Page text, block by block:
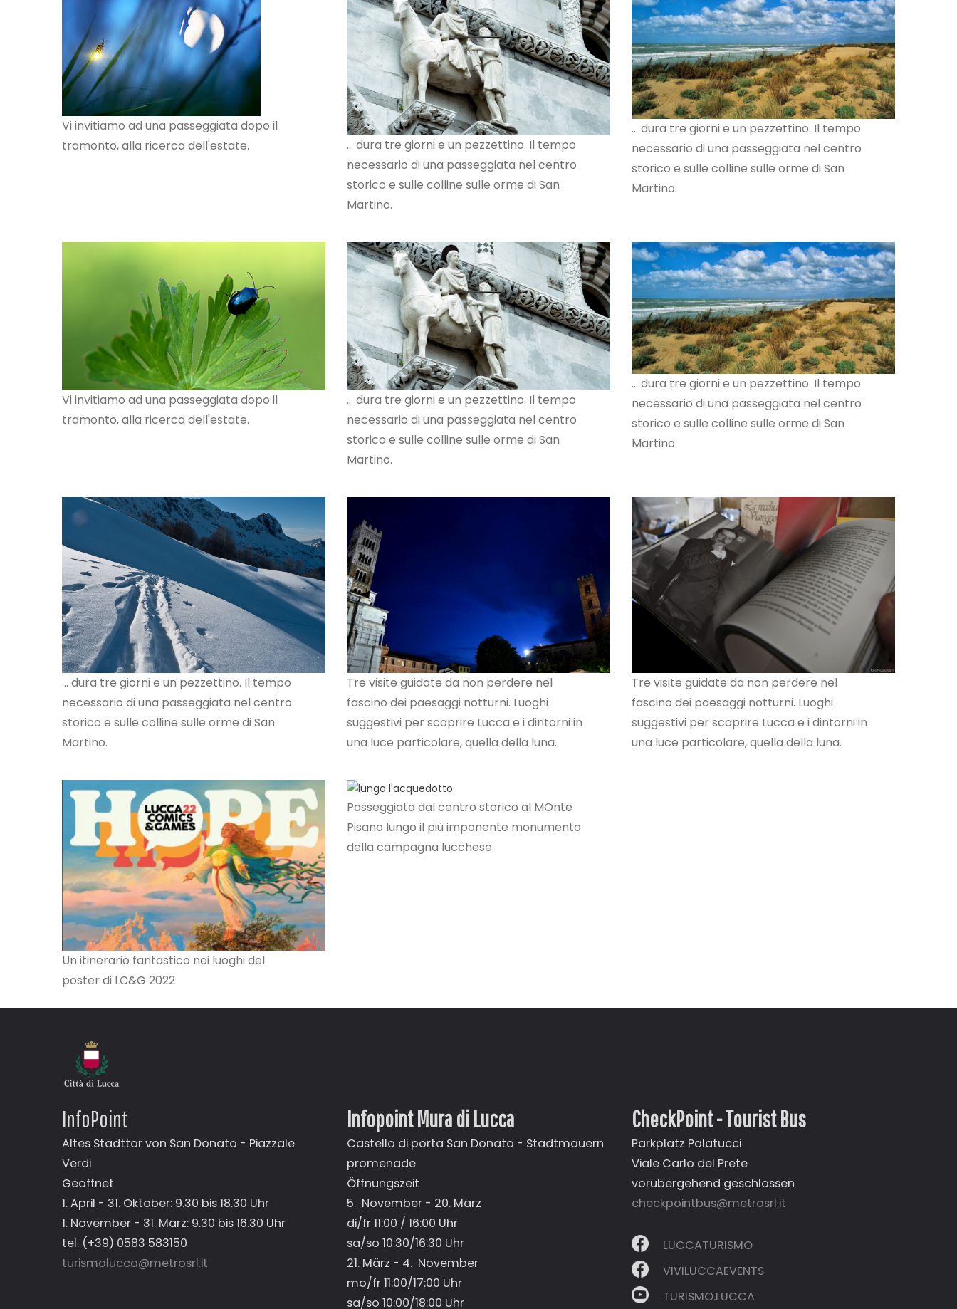
Vi invitiamo ad una passeggiata dopo il
tramonto, alla ricerca dell'estate.
... dura tre giorni e un pezzettino. Il tempo
necessario di una passeggiata nel centro
storico e sulle colline sulle orme di San
Martino.
... dura tre giorni e un pezzettino. Il tempo
necessario di una passeggiata nel centro
storico e sulle colline sulle orme di San
Martino.
Vi invitiamo ad una passeggiata dopo il
tramonto, alla ricerca dell'estate.
... dura tre giorni e un pezzettino. Il tempo
necessario di una passeggiata nel centro
storico e sulle colline sulle orme di San
Martino.
... dura tre giorni e un pezzettino. Il tempo
necessario di una passeggiata nel centro
storico e sulle colline sulle orme di San
Martino.
... dura tre giorni e un pezzettino. Il tempo
necessario di una passeggiata nel centro
storico e sulle colline sulle orme di San
Martino.
Tre visite guidate da non perdere nel
fascino dei paesaggi notturni. Luoghi
suggestivi per scoprire Lucca e i dintorni in
una luce particolare, quella della luna.
Tre visite guidate da non perdere nel
fascino dei paesaggi notturni. Luoghi
suggestivi per scoprire Lucca e i dintorni in
una luce particolare, quella della luna.
Un itinerario fantastico nei luoghi del
poster di LC&G 2022
Passeggiata dal centro storico al MOnte
Pisano lungo il più imponente monumento
della campagna lucchese.
InfoPoint
Altes Stadttor von San Donato - Piazzale
Verdi
Geoffnet
1. April - 31. Oktober: 9.30 bis 18.30 Uhr
1. November - 31. März: 9.30 bis 16.30 Uhr
tel. (+39) 0583 583150
turismolucca@metrosrl.it
Infopoint Mura di Lucca
Castello di porta San Donato - Stadtmauern
promenade
Öffnungszeit
5. November - 20. März
di/fr 11:00 / 16:00 Uhr
sa/so 10:30/16:30 Uhr
21. März - 4. November
mo/fr 11:00/17:00 Uhr
sa/so 10:00/18:00 Uhr
CheckPoint - Tourist Bus
Parkplatz Palatucci
Viale Carlo del Prete
vorübergehend geschlossen
checkpointbus@metrosrl.it
LUCCATURISMO
VIVILUCCAEVENTS
TURISMO.LUCCA